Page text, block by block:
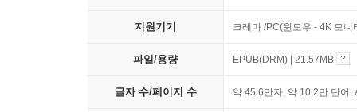
지원기기 크레마 /PC(윈도우 - 4K 모
파일/용량 EPUB(DRM) | 21.57MB
글자 수/페이지 수 약 45.6만자, 약 10.2만 단어